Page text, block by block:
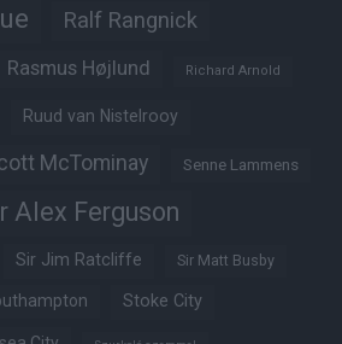
Ralf Rangnick
Rasmus Højlund Richard Arnold
Ruud van Nistelrooy
McTominay Senne Lammens
Alex Ferguson
Sir Jim Ratcliffe Sir Matt Busby
Stoke City